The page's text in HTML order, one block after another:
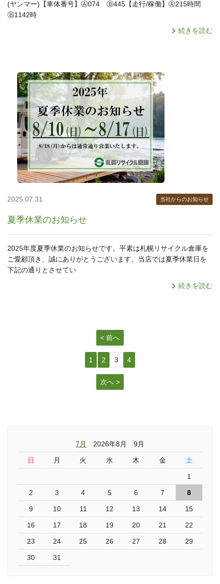
(ヤンマー)【車体番号】Ⓐ074 Ⓑ445【走行/稼働】Ⓐ215時間
Ⓑ1142時
続きを読む
夏季休業のお知らせ
2025.07.31 当社からのお知らせ
2025年度夏季休業のお知らせです。平素は札幌リサイクル倉庫を
ご愛顧頂き、誠にありがとうございます。当店では夏季休業日を
下記の通りとさせてい
続きを読む
< 前へ
1 2 3 4
次へ >
7月 2026年8月 9月
日 月 火 水 木 金 土
1
2 3 4 5 6 7 8
9 10 11 12 13 14 15
16 17 18 19 20 21 22
23 24 25 26 27 28 29
30 31